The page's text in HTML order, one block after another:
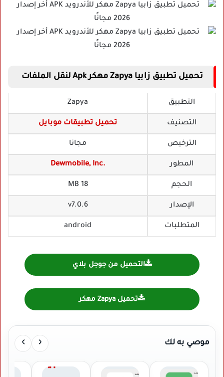
تحميل تطبيق زابيا Zapya مهكر Apk لنقل الملفات
التطبيق Zapya
التصنيف تحميل تطبيقات موبايل
الترخيص مجانا
المطور Dewmobile, Inc.
الحجم 18 MB
الإصدار v7.0.6
المتطلبات android
التحميل من جوجل بلاي
تحميل Zapya مهكر
موصي به لك ‹
›